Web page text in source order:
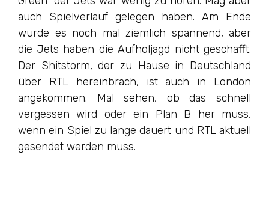
auch Spielverlauf gelegen haben. Am Ende
wurde es noch mal ziemlich spannend, aber
die Jets haben die Aufholjagd nicht geschafft.
Der Shitstorm, der zu Hause in Deutschland
über RTL hereinbrach, ist auch in London
angekommen. Mal sehen, ob das schnell
vergessen wird oder ein Plan B her muss,
wenn ein Spiel zu lange dauert und RTL aktuell
gesendet werden muss.